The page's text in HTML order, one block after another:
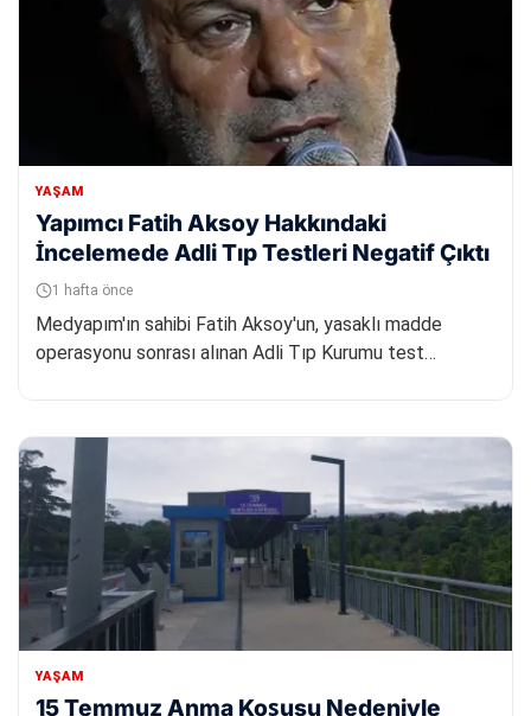
YAŞAM
Yapımcı Fatih Aksoy Hakkındaki
İncelemede Adli Tıp Testleri Negatif Çıktı
1 hafta önce
Medyapım'ın sahibi Fatih Aksoy'un, yasaklı madde
operasyonu sonrası alınan Adli Tıp Kurumu test
YAŞAM
15 Temmuz Anma Koşusu Nedeniyle